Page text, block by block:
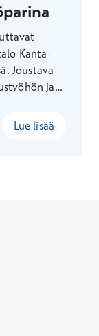
Kanta-
Joustava
ja
kerralla
Lue lisää